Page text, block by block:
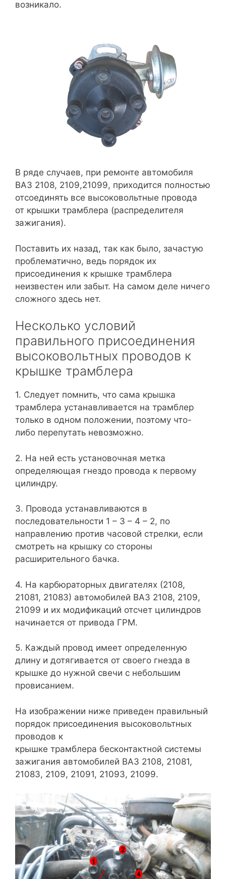
возникало.
В ряде случаев, при ремонте автомобиля
ВАЗ 2108, 2109,21099, приходится полностью
отсоединять все высоковольтные провода
от крышки трамблера (распределителя
зажигания).
Поставить их назад, так как было, зачастую
проблематично, ведь порядок их
присоединения к крышке трамблера
неизвестен или забыт. На самом деле ничего
сложного здесь нет.
Несколько условий
правильного присоединения
высоковольтных проводов к
крышке трамблера
1. Следует помнить, что сама крышка
трамблера устанавливается на трамблер
только в одном положении, поэтому что-
либо перепутать невозможно.
2. На ней есть установочная метка
определяющая гнездо провода к первому
цилиндру.
3. Провода устанавливаются в
последовательности 1 – 3 – 4 – 2, по
направлению против часовой стрелки, если
смотреть на крышку со стороны
расширительного бачка.
4. На карбюраторных двигателях (2108,
21081, 21083) автомобилей ВАЗ 2108, 2109,
21099 и их модификаций отсчет цилиндров
начинается от привода ГРМ.
5. Каждый провод имеет определенную
длину и дотягивается от своего гнезда в
крышке до нужной свечи с небольшим
провисанием.
На изображении ниже приведен правильный
порядок присоединения высоковольтных
проводов к
крышке трамблера бесконтактной системы
зажигания автомобилей ВАЗ 2108, 21081,
21083, 2109, 21091, 21093, 21099.